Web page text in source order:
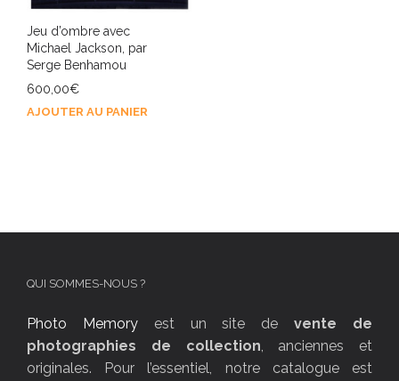
Jeu d’ombre avec
Michael Jackson, par
Serge Benhamou
600,00€
AJOUTER AU PANIER
QUI SOMMES-NOUS ?
Photo Memoryest un site devente de
photographies de collection, anciennes et
originales. Pour l’essentiel, notre catalogue est